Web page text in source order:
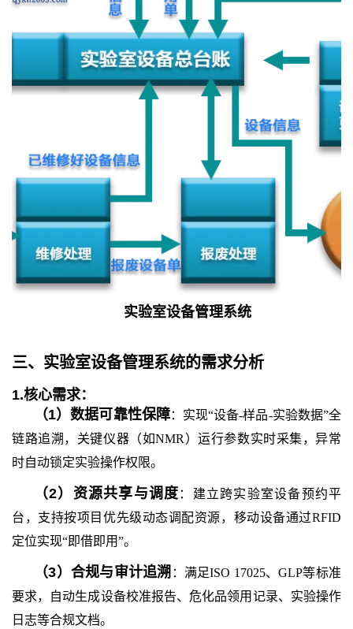
实验室设备管理系统
三、 实验室设备管理系统的需求分析
1.核心需求：
（1）数据可靠性保障：实现“设备-样品-实验数据”全
链路追溯，关键仪器（如NMR）运行参数实时采集，异常
时自动锁定实验操作权限。
（2） 资源共享与调度：建立跨实验室设备预约平
台，支持按项目优先级动态调配资源，移动设备通过RFID
定位实现“即借即用”。
（3） 合规与审计追溯 ：满足ISO 17025、GLP等标准
要求，自动生成设备校准报告、危化品领用记录、实验操作
日志等合规文档。